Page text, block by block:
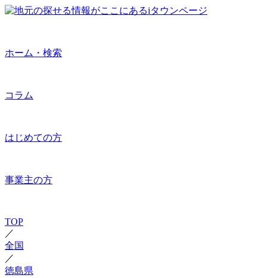
ホーム・検索
コラム
はじめての方
事業主の方
TOP
／
全国
／
徳島県